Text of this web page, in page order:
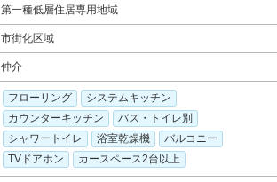
第一種低層住居専用地域
市街化区域
仲介
フローリング
システムキッチン
カウンターキッチン
バス・トイレ別
シャワートイレ
浴室乾燥機
バルコニー
TVドアホン
カースペース2台以上